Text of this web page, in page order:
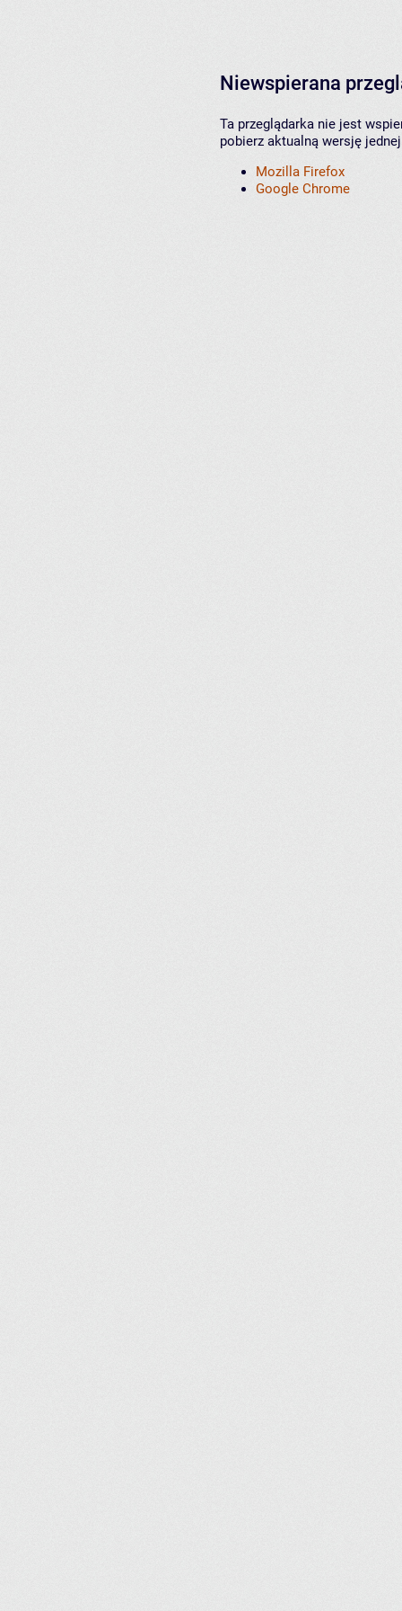
Niewspierana
Ta przeglądarka nie jest
pobierz aktualną wersję
Mozilla Firefox
Google Chrome